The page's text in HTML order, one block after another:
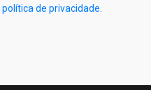
política de privacidade